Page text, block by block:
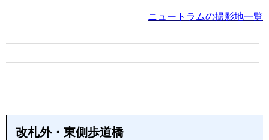
ニュートラムの撮影地一覧
改札外・東側歩道橋